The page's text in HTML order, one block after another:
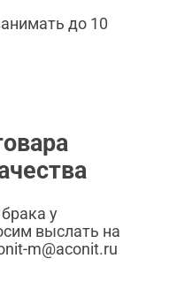
до 10
у
выслать на
m@aconit.ru